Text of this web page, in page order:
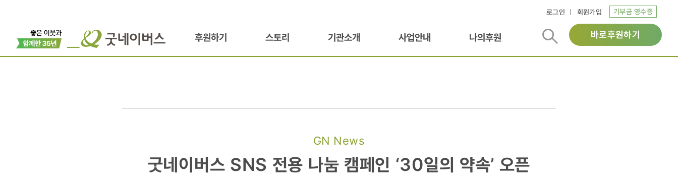
로그인 회원가입 기부금 영수증
후원하기 스토리 기관소개 사업안내 나의후원 바로후원하기
GN News
굿네이버스
굿네이버스 SNS 전용 나눔 캠페인 ‘30일의 약속’ 오픈